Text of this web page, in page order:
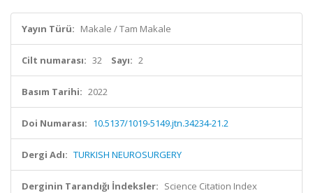
Yayın Türü: Makale / Tam Makale
Cilt numarası: 32 Sayı: 2
Basım Tarihi: 2022
Doi Numarası: 10.5137/1019-5149.jtn.34234-21.2
Dergi Adı: TURKISH NEUROSURGERY
Derginin Tarandığı İndeksler: Science Citation Index